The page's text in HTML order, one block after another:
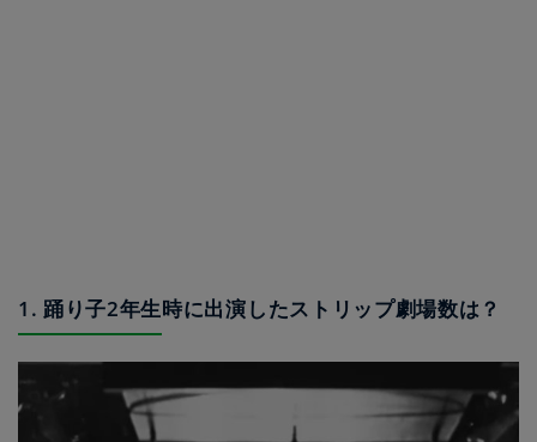
1. 踊り子2年生時に出演したストリップ劇場数は？